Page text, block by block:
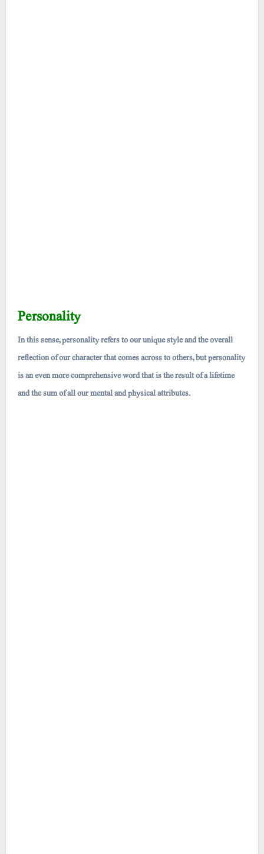
Personality
In this sense, personality refers to our unique style and the overall
reflection of our character that comes across to others, but personality
is an even more comprehensive word that is the result of a lifetime
and the sum of all our mental and physical attributes.